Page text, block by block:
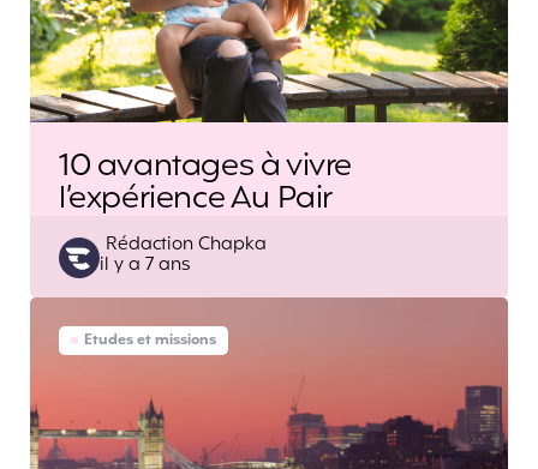
10 avantages à vivre
l’expérience Au Pair
Posted
by
Rédaction Chapka
il y a 7 ans
Etudes et missions